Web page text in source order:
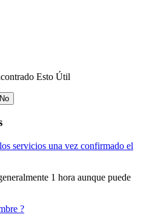
Esto Útil
No
servicios una vez confirmado el
1 hora aunque puede
?